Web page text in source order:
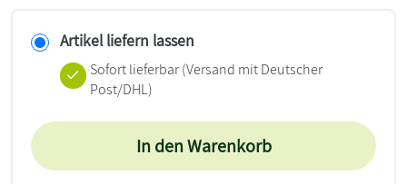
Artikel liefern lassen
Sofort lieferbar(Versand mit Deutscher
Post/DHL)
In den Warenkorb